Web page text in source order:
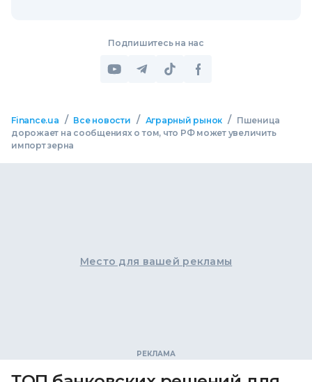
Подпишитесь на нас
Finance.ua / Все новости / Аграрный рынок /
Пшеница
дорожает на сообщениях о том, что РФ может увеличить
импорт зерна
Место для вашей рекламы